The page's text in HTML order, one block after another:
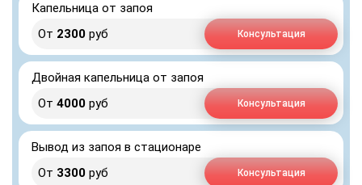
Капельница от запоя
От 2300 руб Консультация
Двойная капельница от запоя
От 4000 руб Консультация
Вывод из запоя в стационаре
От 3300 руб Консультация